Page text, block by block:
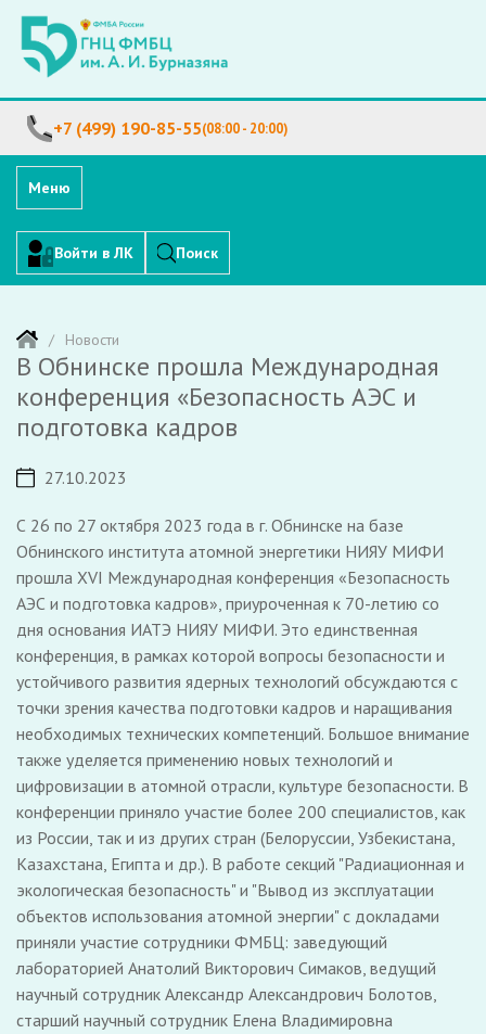
+7 (499) 190-85-55(08:00 - 20:00)
Меню
Войти в ЛК Поиск
Новости
В Обнинске прошла Международная
конференция «Безопасность АЭС и
подготовка кадров
27.10.2023
С 26 по 27 октября 2023 года в г. Обнинске на базе
Обнинского института атомной энергетики НИЯУ МИФИ
прошла XVI Международная конференция «Безопасность
АЭС и подготовка кадров», приуроченная к 70-летию со
дня основания ИАТЭ НИЯУ МИФИ. Это единственная
конференция, в рамках которой вопросы безопасности и
устойчивого развития ядерных технологий обсуждаются с
точки зрения качества подготовки кадров и наращивания
необходимых технических компетенций. Большое внимание
также уделяется применению новых технологий и
цифровизации в атомной отрасли, культуре безопасности. В
конференции приняло участие более 200 специалистов, как
из России, так и из других стран (Белоруссии, Узбекистана,
Казахстана, Египта и др.). В работе секций "Радиационная и
экологическая безопасность" и "Вывод из эксплуатации
объектов использования атомной энергии" с докладами
приняли участие сотрудники ФМБЦ: заведующий
лабораторией Анатолий Викторович Симаков, ведущий
научный сотрудник Александр Александрович Болотов,
старший научный сотрудник Елена Владимировна